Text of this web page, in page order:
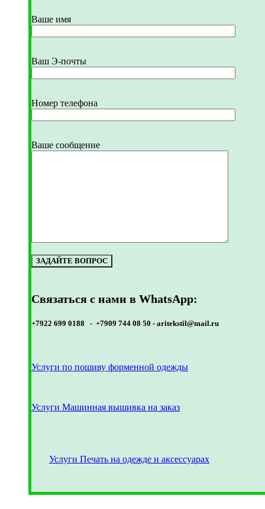
Ваше имя
Ваш Э-почты
Номер телефона
Ваше сообщение
Связаться с нами в WhatsApp:
+7922 699 0188 - +7909 744 08 50 - aritekstil@mail.ru
Услуги по пошиву форменной одежды
Услуги Машинная вышивка на заказ
Услуги Печать на одежде и аксессуарах